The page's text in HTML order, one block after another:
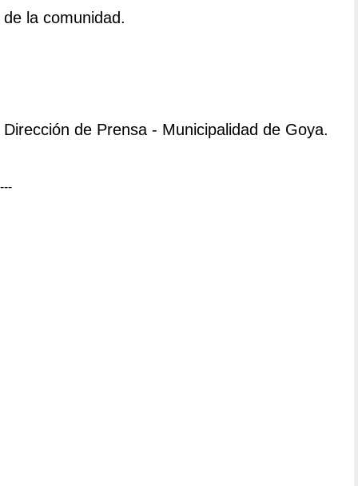
de la comunidad.
Dirección de Prensa - Municipalidad de Goya.
---